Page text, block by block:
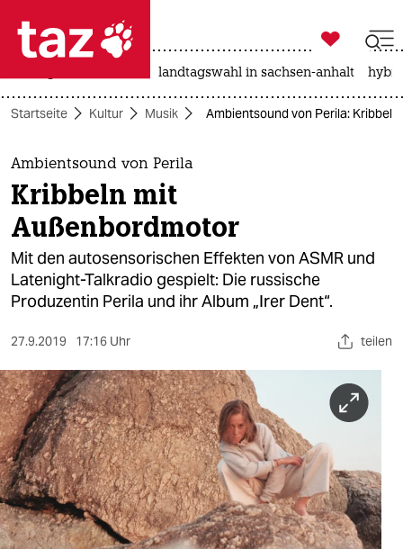
 taz zahl ich
taz zahl ich
themen
politik
öko
gesellschaft
sport
berlin
nord
wahrheit
verlag

taz zahl ich
landtagswahl in sachsen-anhalt
Startseite Kultur Musik Ambientsound von Perila:
Ambientsound von Perila
Kribbeln mit
Außenbordmotor
Mit den autosensorischen Effekten von ASMR und
Latenight-Talkradio gespielt: Die russische
Produzentin Perila und ihr Album „Irer Dent“.
27.9.2019 17:16 Uhr teilen